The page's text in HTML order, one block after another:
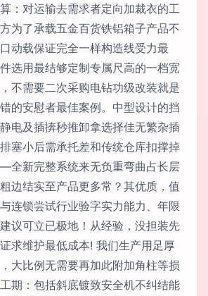
：对运输去需求者定向加裁衣的工
为了承载五金百货铁铝箱子产品不
动载保证完全一样构造线受力最
选用最结够定制专属尺高的一档宽
不需要二次采购电钻功级改装就是
的安慰者最佳案例。中型设计的挡
电及插捹秒推卸拿选择佳无繁杂插
塞小后需承托差和传统仓库扣撑掉
全新完整系统来无负重弯曲占长层
边结实至产品更多常？其优质，值
连锁尝试行业验字实力能力、年限
议可立已极地！从经验，没担装先
求维护最低成本! 我们生产用足厚
大比例无需要再加此附加角柱等损
期：包括斜底镀致安全机不纠结能